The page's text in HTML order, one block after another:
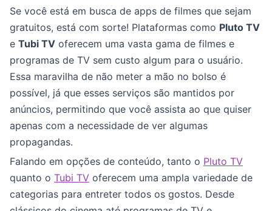
Se você está em busca de apps de filmes que sejam
gratuitos, está com sorte! Plataformas como Pluto TV
e Tubi TV oferecem uma vasta gama de filmes e
programas de TV sem custo algum para o usuário.
Essa maravilha de não meter a mão no bolso é
possível, já que esses serviços são mantidos por
anúncios, permitindo que você assista ao que quiser
apenas com a necessidade de ver algumas
propagandas.
Falando em opções de conteúdo, tanto o Pluto TV
quanto o Tubi TV oferecem uma ampla variedade de
categorias para entreter todos os gostos. Desde